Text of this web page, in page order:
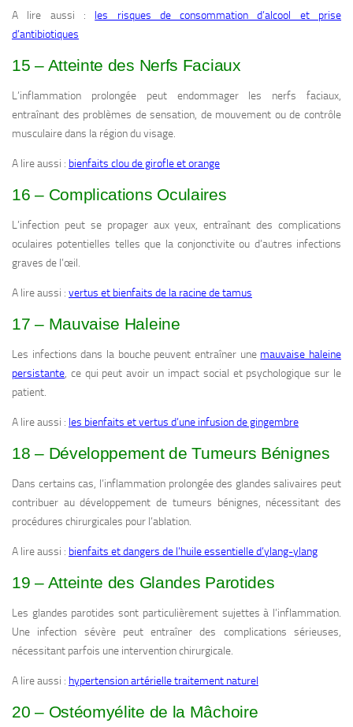
A lire aussi : les risques de consommation d’alcool et prise
d’antibiotiques
15 – Atteinte des Nerfs Faciaux
L’inflammation prolongée peut endommager les nerfs faciaux,
entraînant des problèmes de sensation, de mouvement ou de contrôle
musculaire dans la région du visage.
A lire aussi : bienfaits clou de girofle et orange
16 – Complications Oculaires
L’infection peut se propager aux yeux, entraînant des complications
oculaires potentielles telles que la conjonctivite ou d’autres infections
graves de l’œil.
A lire aussi : vertus et bienfaits de la racine de tamus
17 – Mauvaise Haleine
Les infections dans la bouche peuvent entraîner une mauvaise haleine
persistante, ce qui peut avoir un impact social et psychologique sur le
patient.
A lire aussi : les bienfaits et vertus d’une infusion de gingembre
18 – Développement de Tumeurs Bénignes
Dans certains cas, l’inflammation prolongée des glandes salivaires peut
contribuer au développement de tumeurs bénignes, nécessitant des
procédures chirurgicales pour l’ablation.
A lire aussi : bienfaits et dangers de l’huile essentielle d’ylang-ylang
19 – Atteinte des Glandes Parotides
Les glandes parotides sont particulièrement sujettes à l’inflammation.
Une infection sévère peut entraîner des complications sérieuses,
nécessitant parfois une intervention chirurgicale.
A lire aussi : hypertension artérielle traitement naturel
20 – Ostéomyélite de la Mâchoire